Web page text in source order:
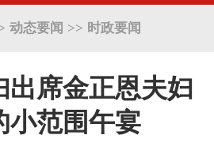
动态要闻 >> 时政要闻
出席金正恩夫妇
小范围午宴